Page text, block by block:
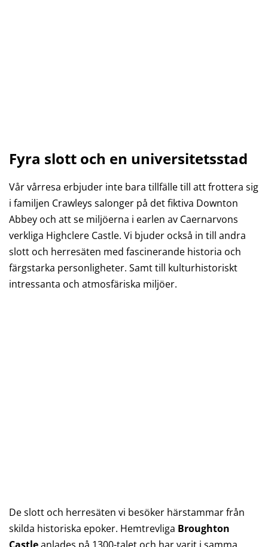
Fyra slott och en universitetsstad
Vår vårresa erbjuder inte bara tillfälle till att frottera sig
i familjen Crawleys salonger på det fiktiva Downton
Abbey och att se miljöerna i earlen av Caernarvons
verkliga Highclere Castle. Vi bjuder också in till andra
slott och herresäten med fascinerande historia och
färgstarka personligheter. Samt till kulturhistoriskt
intressanta och atmosfäriska miljöer.
De slott och herresäten vi besöker härstammar från
skilda historiska epoker. Hemtrevliga Broughton
Castleanlades på 1300-talet och har varit i samma